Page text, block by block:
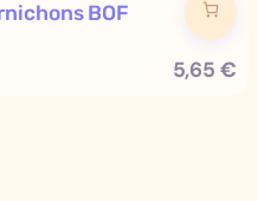
BOF
5,65€